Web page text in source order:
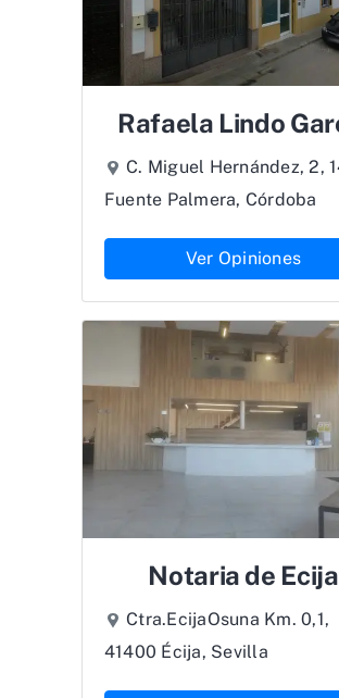
Rafaela Lindo
C. Miguel Hernández, 2,
Fuente Palmera, Córdoba
Ver Opiniones
Notaria de Ecija
Ctra.EcijaOsuna Km. 0,1,
41400 Écija, Sevilla